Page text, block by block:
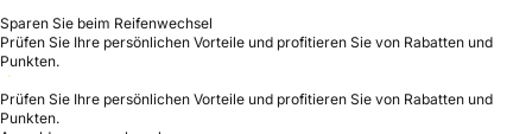
Sparen Sie beim Reifenwechsel
Prüfen Sie Ihre persönlichen Vorteile und profitieren Sie von Rabatten und
Punkten.
Prüfen Sie Ihre persönlichen Vorteile und profitieren Sie von Rabatten und
Punkten.